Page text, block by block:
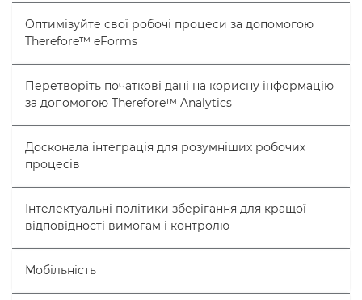
Оптимізуйте свої робочі процеси за допомогою
Therefore™ eForms
Перетворіть початкові дані на корисну інформацію
за допомогою Therefore™ Analytics
Досконала інтеграція для розумніших робочих
процесів
Інтелектуальні політики зберігання для кращої
відповідності вимогам і контролю
Мобільність